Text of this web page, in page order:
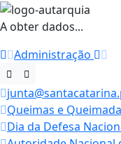
A obter dados...
Administração
Queimas e
Dia da Defesa